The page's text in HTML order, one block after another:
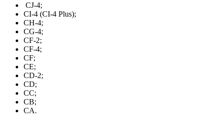
CJ-4;
CI-4 (CI-4 Plus);
CH-4;
CG-4;
CF-2;
CF-4;
CF;
CE;
CD-2;
CD;
CC;
CB;
CA.